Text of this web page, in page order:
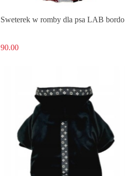
Sweterek w romby dla psa LAB bordo
90.00